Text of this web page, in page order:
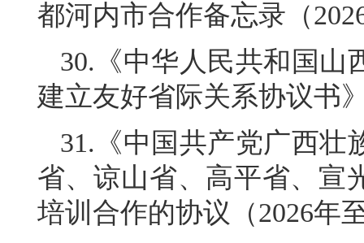
都河内市合作备忘录（
30.《中华人民共和国山
建立友好省际关系协议书
31.《中国共产党广西壮
省、谅山省、高平省、宣
培训合作的协议（2026年